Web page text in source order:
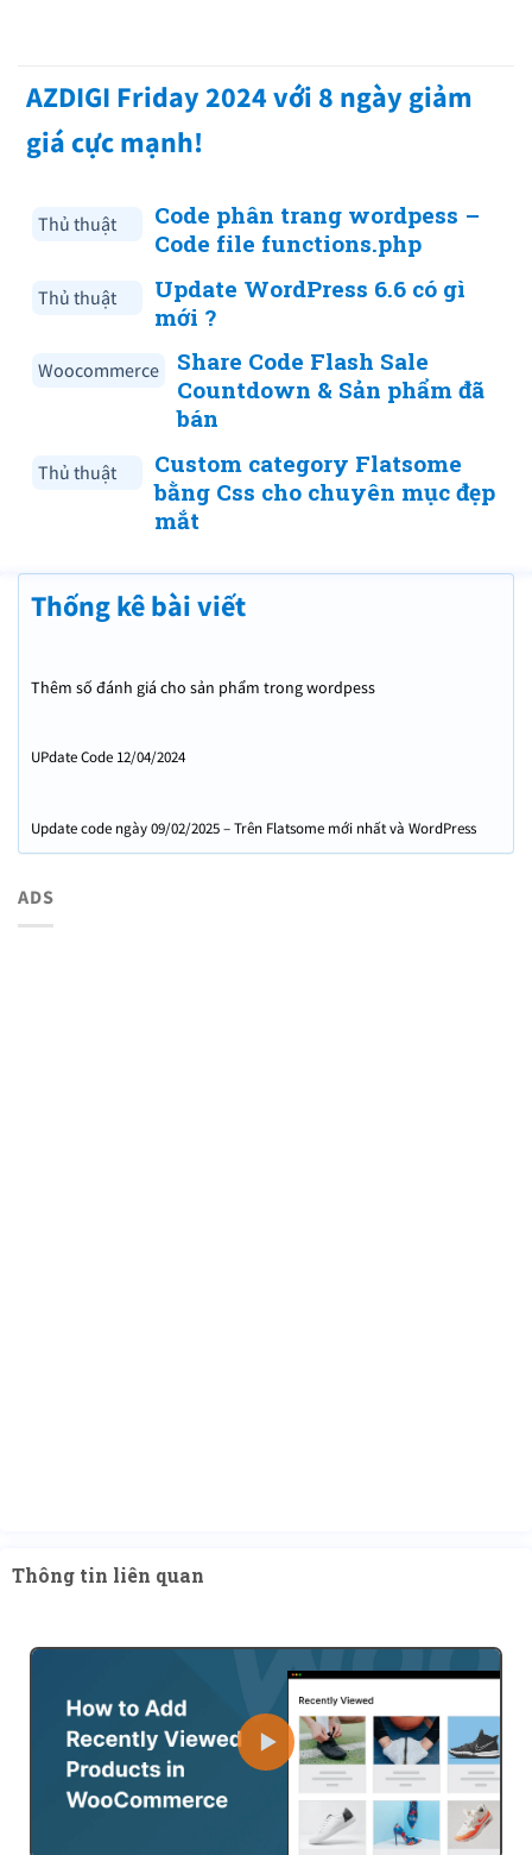
AZDIGI Friday 2024 với 8 ngày giảm
giá cực mạnh!
Thủ thuật
Code phân trang wordpess –
Code file functions.php
Thủ thuật
Update WordPress 6.6 có gì
mới ?
Woocommerce
Share Code Flash Sale
Countdown & Sản phẩm đã
bán
Thủ thuật
Custom category Flatsome
bằng Css cho chuyên mục đẹp
mắt
Thống kê bài viết
Thêm số đánh giá cho sản phẩm trong wordpess
UPdate Code 12/04/2024
Update code ngày 09/02/2025 – Trên Flatsome mới nhất và WordPress
mới nhất
ADS
Thông tin liên quan